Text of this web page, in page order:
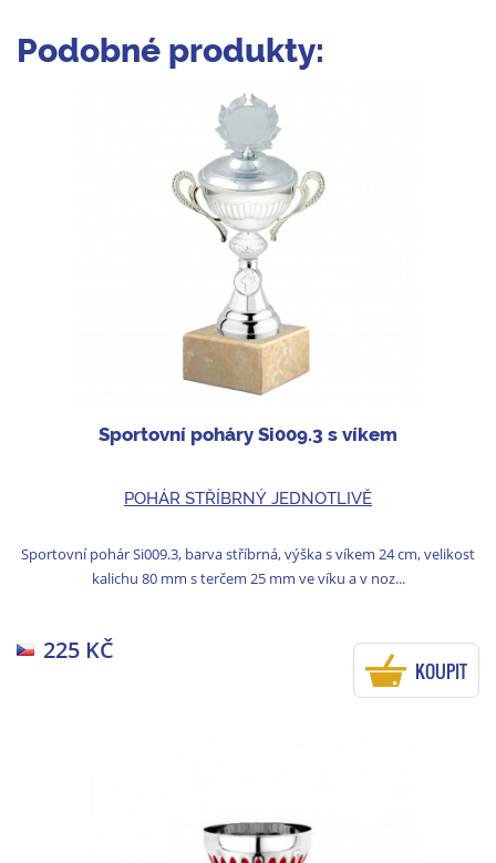
Podobné produkty:
Sportovní poháry Si009.3 s víkem
POHÁR STŘÍBRNÝ JEDNOTLIVĚ
Sportovní pohár Si009.3, barva stříbrná, výška s víkem 24 cm, velikost
kalichu 80 mm s terčem 25 mm ve víku a v noz...
225 KČ
KOUPIT